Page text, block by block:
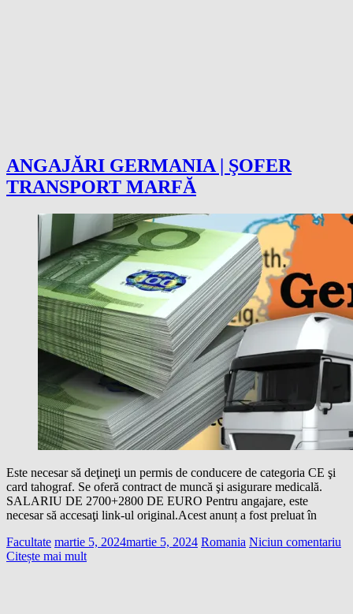
ANGAJĂRI GERMANIA | ŞOFER
TRANSPORT MARFĂ
Este necesar să deţineţi un permis de conducere de categoria CE şi
card tahograf. Se oferă contract de muncă şi asigurare medicală.
SALARIU DE 2700+2800 DE EURO Pentru angajare, este
necesar să accesaţi link-ul original.Acest anunț a fost preluat în
Facultate martie 5, 2024martie 5, 2024 Romania Niciun comentariu
Citește mai mult